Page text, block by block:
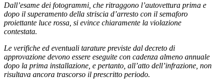
Dall’esame dei fotogrammi, che ritraggono l’autovettura prima e
dopo il superamento della striscia d’arresto con il semaforo
proiettante luce rossa, si evince chiaramente la violazione
contestata.
Le verifiche ed eventuali tarature previste dal decreto di
approvazione devono essere eseguite con cadenza almeno annuale
dopo la prima installazione, e pertanto, all’atto dell’infrazione, non
risultava ancora trascorso il prescritto periodo.